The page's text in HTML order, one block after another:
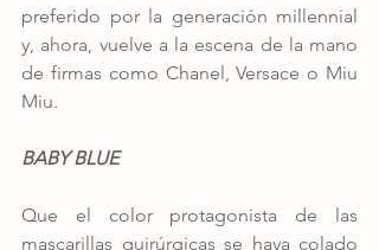
preferido por la generación millennial
y, ahora, vuelve a la escena de la mano
de firmas como Chanel, Versace o Miu
Miu.
BABY BLUE
Que el color protagonista de las
mascarillas quirúrgicas se haya colado